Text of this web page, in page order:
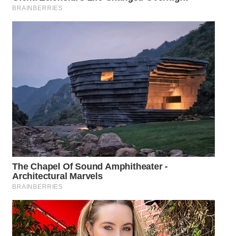
SAMOSIR
SUMEDANG
WN
CIANJUR
WN
KEPULAUAN
SERIBU
WN
TANGERANG